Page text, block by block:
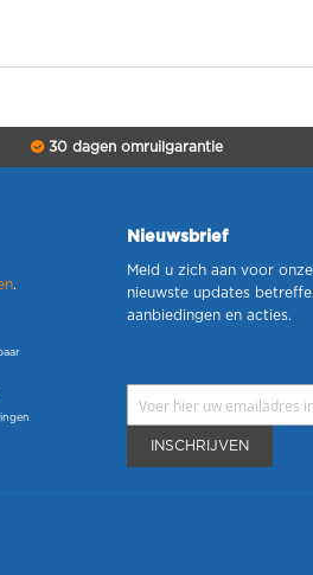
30 dagen omruilgarantie
.
Nieuwsbrief
Meld u zich aan voor
nieuwste updates
aanbiedingen en acties.
INSCHRIJVEN